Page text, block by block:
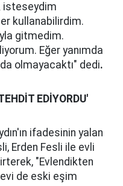
isteseydim
kullanabilirdim.
gitmedim.
Eğer yanımda
olmayacaktı" dedi.
EDİYORDU'
ifadesinin yalan
Erden Fesli ile evli
"Evlendikten
de eski eşim